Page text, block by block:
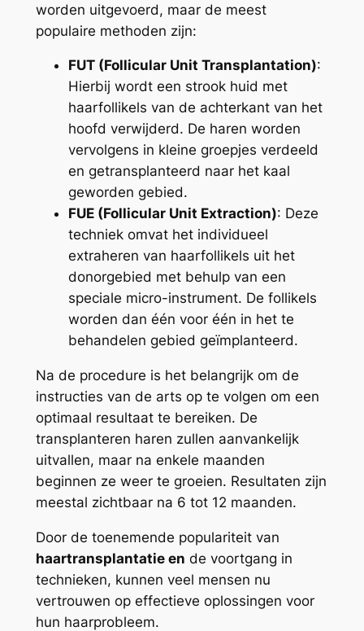
worden uitgevoerd, maar de meest
populaire methoden zijn:
FUT (Follicular Unit Transplantation):
Hierbij wordt een strook huid met
haarfollikels van de achterkant van het
hoofd verwijderd. De haren worden
vervolgens in kleine groepjes verdeeld
en getransplanteerd naar het kaal
geworden gebied.
FUE (Follicular Unit Extraction): Deze
techniek omvat het individueel
extraheren van haarfollikels uit het
donorgebied met behulp van een
speciale micro-instrument. De follikels
worden dan één voor één in het te
behandelen gebied geïmplanteerd.
Na de procedure is het belangrijk om de
instructies van de arts op te volgen om een
optimaal resultaat te bereiken. De
transplanteren haren zullen aanvankelijk
uitvallen, maar na enkele maanden
beginnen ze weer te groeien. Resultaten zijn
meestal zichtbaar na 6 tot 12 maanden.
Door de toenemende populariteit van
haartransplantatie en de voortgang in
technieken, kunnen veel mensen nu
vertrouwen op effectieve oplossingen voor
hun haarprobleem.